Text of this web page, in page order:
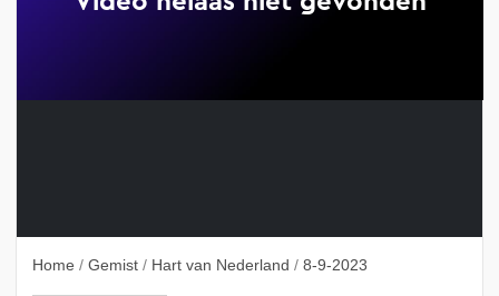
Home / Gemist / Hart van Nederland / 8-9-2023